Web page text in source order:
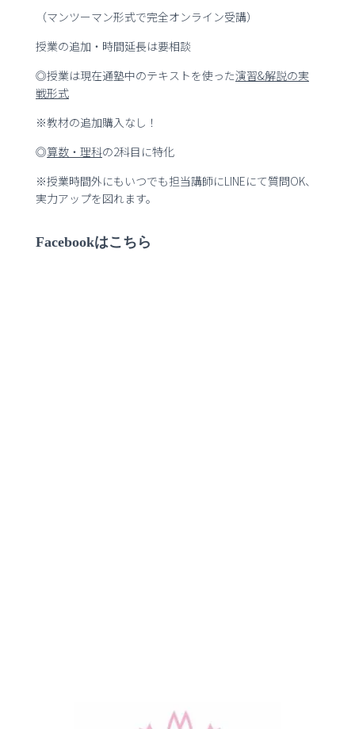
（マンツーマン形式で完全オンライン受講）
授業の追加・時間延長は要相談
◎授業は現在通塾中のテキストを使った演習&解説の実
戦形式
※教材の追加購入なし！
◎算数・理科の2科目に特化
※授業時間外にもいつでも担当講師にLINEにて質問OK、
実力アップを図れます。
Facebookはこちら